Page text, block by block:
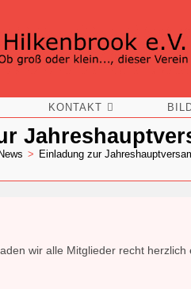
KONTAKT
News > Einladung zur
wir alle Mitglieder recht herzlich